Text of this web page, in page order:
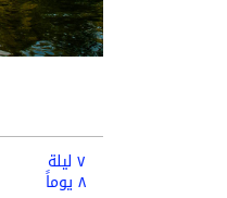
٧ ليلة
٨ يوماً